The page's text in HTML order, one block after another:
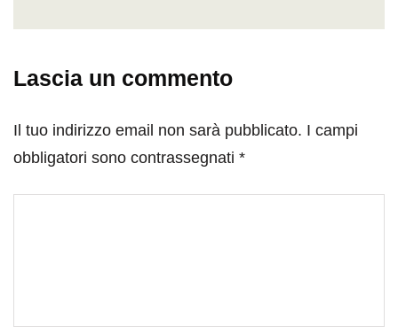
Lascia un commento
Il tuo indirizzo email non sarà pubblicato. I campi
obbligatori sono contrassegnati *